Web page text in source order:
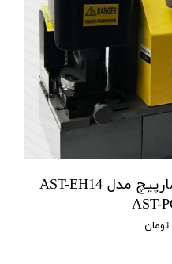
دستگاه فرز تیزکن کف و مارپیچ مدل AST-EH14